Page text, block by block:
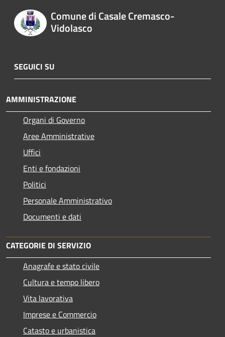
Comune di Casale Cremasco-
Vidolasco
SEGUICI SU
AMMINISTRAZIONE
Organi di Governo
Aree Amministrative
Uffici
Enti e fondazioni
Politici
Personale Amministrativo
Documenti e dati
CATEGORIE DI SERVIZIO
Anagrafe e stato civile
Cultura e tempo libero
Vita lavorativa
Imprese e Commercio
Catasto e urbanistica